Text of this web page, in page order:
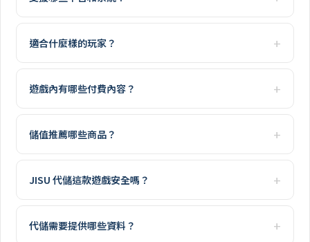
適合什麼樣的玩家？
遊戲內有哪些付費內容？
儲值推薦哪些商品？
JISU 代儲這款遊戲安全嗎？
代儲需要提供哪些資料？